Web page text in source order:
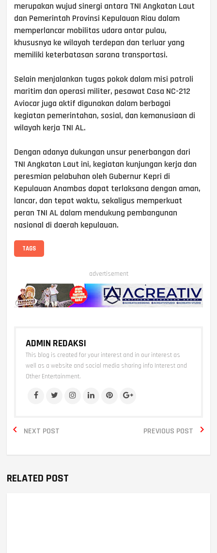
merupakan wujud sinergi antara TNI Angkatan Laut
dan Pemerintah Provinsi Kepulauan Riau dalam
memperlancar mobilitas udara antar pulau,
khususnya ke wilayah terdepan dan terluar yang
memiliki keterbatasan sarana transportasi.
Selain menjalankan tugas pokok dalam misi patroli
maritim dan operasi militer, pesawat Casa NC-212
Aviocar juga aktif digunakan dalam berbagai
kegiatan pemerintahan, sosial, dan kemanusiaan di
wilayah kerja TNI AL.
Dengan adanya dukungan unsur penerbangan dari
TNI Angkatan Laut ini, kegiatan kunjungan kerja dan
peresmian pelabuhan oleh Gubernur Kepri di
Kepulauan Anambas dapat terlaksana dengan aman,
lancar, dan tepat waktu, sekaligus memperkuat
peran TNI AL dalam mendukung pembangunan
nasional di daerah kepulauan.
TAGS
advertisement
ADMIN REDAKSI
This blog is created for your interest and in our interest as
well as a website and social media sharing info Interest and
Other Entertainment.
NEXT POST
 PREVIOUS POST 
RELATED POST